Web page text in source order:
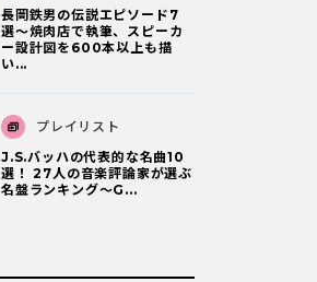
長岡鉄男の伝説エピソード7
選〜焼肉店で執筆、スピーカ
ー設計図を600本以上も描
い...
プレイリスト
J.S.バッハの代表的な名曲10
選！ 27人の音楽評論家が選ぶ
名盤ランキング〜G...